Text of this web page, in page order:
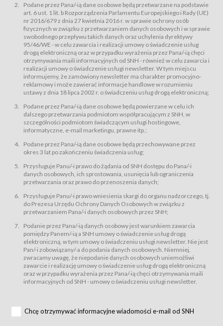
Sklep – sklep internetowy prowadzony przez Usługodawcę w Serwisie;
Regulamin – niniejszy regulamin.
§ 2
Postanowienia ogólne
Regulamin określa zasady:
świadczenia Usługobiorcom Usług przez Usługodawcę, z
zastrzeżeniem usług, o których mowa w ust. 2 pkt. 4 i 5 poniżej, których
zasady świadczenia precyzują odrębne regulaminy,
przetwarzania przez Usługodawcę danych osobowych Usługobiorców
będących osobami fizycznymi.
świadczy Usługi drogą elektroniczną w rozumieniu ustawy z dnia 18 lipca
2002 r. o świadczeniu usług drogą elektroniczną (Dz.U. z 2002 r., Nr 144, poz.
1204, z późń. zm.). Usługi świadczone są nieodpłatnie.
usługę przeglądania i odczytywania przez Usługobiorców materiałów
zamieszczanych w Serwisie,
usługę utrzymywania konta użytkownika w Serwisie,
usługę newsletter,
usługę zawierania na odległość umów nabycia Karnetów i Biletów,
usługę zawierania na odległość umów sprzedaży w Sklepie.
dnia 18 lipca 2002 r. o świadczeniu usług drogą elektroniczną (Dz.U. z 2002
r., Nr 144, poz. 1204, z późń. zm.). Usługi świadczone są nieodpłatnie.
Na zasadach określonych w Regulaminie dostęp do Serwisu jest otwarty dla
Usługobiorca przed rozpoczęciem korzystania z Serwisu jest zobowiązany
zapoznać się z Regulaminem. Założenie konta w Serwisie oraz zamówienie
usługi newsletter za pośrednictwem przeznaczonego do tego formularza
zamieszczonego na stronach Serwisu dostępnych dla wszystkich
Usługobiorców wymaga akceptacji postanowień Regulaminu.
Usługobiorca zobowiązany jest do przestrzegania postanowień Regulaminu
od chwili rozpoczęcia korzystania z Serwisu.
Regulamin jest udostępniony Usługobiorcom nieodpłatnie za
Warunki techniczne korzystania z Usług
Podane przez Pana/-ią dane osobowe będą przetwarzane na podstawie
art. 6 ust. 1 lit. b Rozporządzenia Parlamentu Europejskiego i Rady (UE)
nr 2016/679 z dnia 27 kwietnia 2016 r. w sprawie ochrony osób
fizycznych w związku z przetwarzaniem danych osobowych i w sprawie
swobodnego przepływu takich danych oraz uchylenia dyrektywy
95/46/WE - w celu zawarcia i realizacji umowy o świadczenie usług
drogą elektroniczną oraz w przypadku wyrażenia przez Pana/-ią chęci
otrzymywania maili informacyjnych od SNH - również w celu zawarcia i
realizacji umowy o świadczenie usługi newsletter. W tym miejscu
informujemy, że zamówiony newsletter ma charakter promocyjno-
reklamowy i może zawierać informacje handlowe w rozumieniu
ustawy z dnia 18 lipca 2002 r. o świadczeniu usług drogą elektroniczną;
Podane przez Pana/-ią dane osobowe będą powierzane w celu ich
dalszego przetwarzania podmiotom współpracującym z SNH, w
szczególności podmiotom świadczącym usługi hostingowe,
informatyczne, e-mail marketingu, prawne itp.;
Podane przez Pana/-ią dane osobowe będą przechowywane przez
okres 3 lat po zakończeniu świadczenia usług;
Przysługuje Panu/-i prawo do żądania od SNH dostępu do Pana/-i
danych osobowych, ich sprostowania, usunięcia lub ograniczenia
przetwarzania oraz prawo do przenoszenia danych;
Przysługuje Panu/-i prawo wniesienia skargi do organu nadzorczego, tj.
do Prezesa Urzędu Ochrony Danych Osobowych w związku z
przetwarzaniem Pana/-i danych osobowych przez SNH;
Podanie przez Pana/-ią danych osobowy jest warunkiem zawarcia
pomiędzy Panem/-ią a SNH umowy o świadczenie usług drogą
elektroniczną, w tym umowy o świadczeniu usługi newsletter. Nie jest
Pan/-i zobowiązany/-a do podania danych osobowych. Niemniej,
zwracamy uwagę, że niepodanie danych osobowych uniemożliwi
zawarcie i realizację umowy o świadczenie usług drogą elektroniczną
oraz w przypadku wyrażenia przez Pana/-ią chęci otrzymywania maili
informacyjnych od SNH - umowy o świadczeniu usługi newsletter.
Chcę otrzymywać informacyjne wiadomości e-mail od SNH